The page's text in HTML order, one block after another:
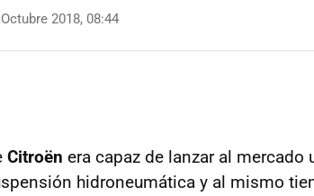
2018, 08:44
Citroën era capaz de lanzar al mercado
hidroneumática y al mismo